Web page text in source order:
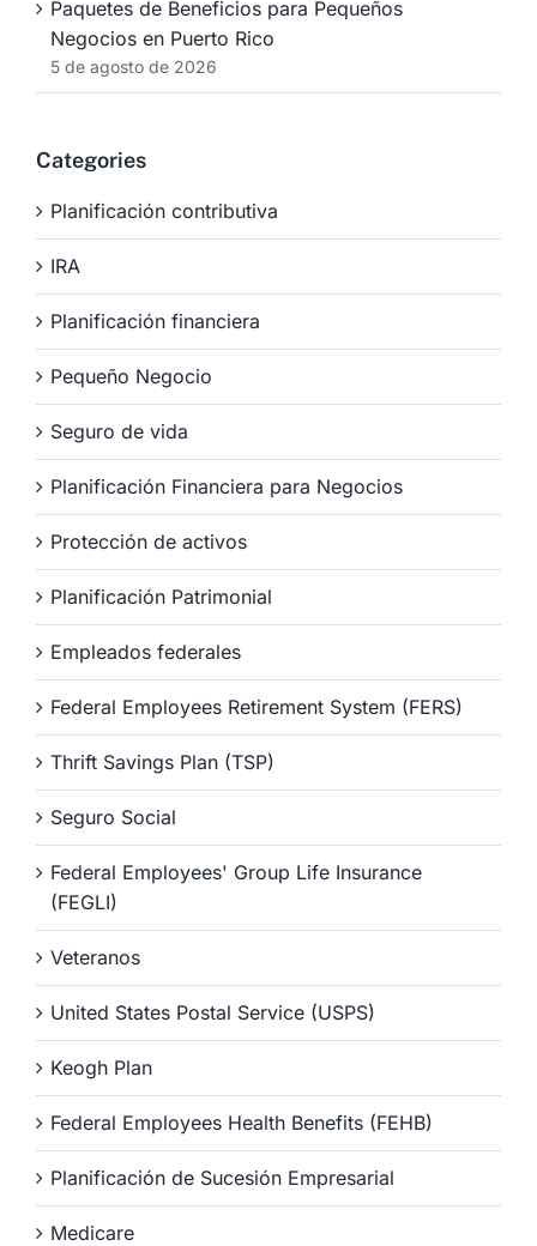
Paquetes de Beneficios para Pequeños
Negocios en Puerto Rico
5 de agosto de 2026
Categories
Planificación contributiva
IRA
Planificación financiera
Pequeño Negocio
Seguro de vida
Planificación Financiera para Negocios
Protección de activos
Planificación Patrimonial
Empleados federales
Federal Employees Retirement System (FERS)
Thrift Savings Plan (TSP)
Seguro Social
Federal Employees' Group Life Insurance
(FEGLI)
Veteranos
United States Postal Service (USPS)
Keogh Plan
Federal Employees Health Benefits (FEHB)
Planificación de Sucesión Empresarial
Medicare